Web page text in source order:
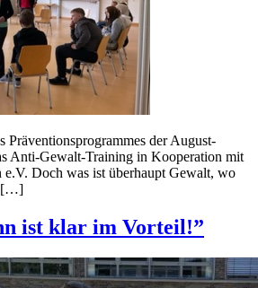
Präventionsprogrammes der August-
Anti-Gewalt-Training in Kooperation mit
Doch was ist überhaupt Gewalt, wo
[…]
ist klar im Vorteil!”